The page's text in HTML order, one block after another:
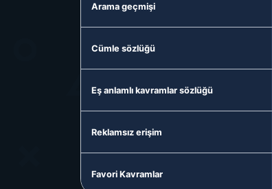
Arama geçmişi
Cümle sözlüğü
Eş anlamlı kavramlar sözlüğü
Reklamsız erişim
Favori Kavramlar